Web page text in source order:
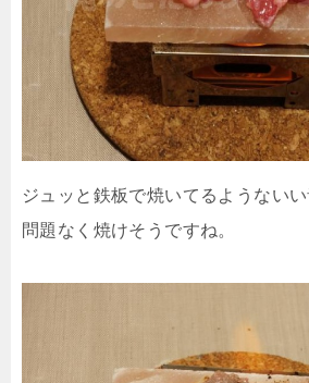
ジュッと鉄板で焼いてるようないい
問題なく焼けそうですね。